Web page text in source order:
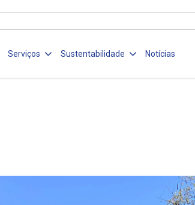
Serviços Sustentabilidade Notícias